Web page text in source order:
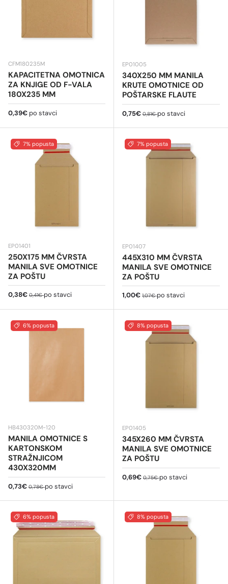
CFM180235M
KAPACITETNA OMOTNICA
ZA KNJIGE OD F-VALA
180X235 MM
Redovna cijena
0,39€ po stavci
EP01005
340X250 MM MANILA
KRUTE OMOTNICE OD
POŠTARSKE FLAUTE
Cijena na sniženju
0,75€ Redovna cijena
0,81€po stavci
7% popusta
EP01401
250X175 MM ČVRSTA
MANILA SVE OMOTNICE
ZA POŠTU
Cijena na sniženju
0,38€ Redovna cijena
0,41€po stavci
7% popusta
EP01407
445X310 MM ČVRSTA
MANILA SVE OMOTNICE
ZA POŠTU
Cijena na sniženju
1,00€ Redovna cijena
1,07€po stavci
6% popusta
HB430320M-120
MANILA OMOTNICE S
KARTONSKOM
STRAŽNJICOM
430X320MM
Cijena na sniženju
0,73€ Redovna cijena
0,78€po stavci
8% popusta
EP01405
345X260 MM ČVRSTA
MANILA SVE OMOTNICE
ZA POŠTU
Cijena na sniženju
0,69€ Redovna cijena
0,75€po stavci
6% popusta 8% popusta